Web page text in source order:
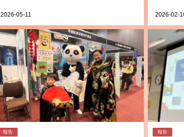
2026-05-11 2026-02-
報告 報告